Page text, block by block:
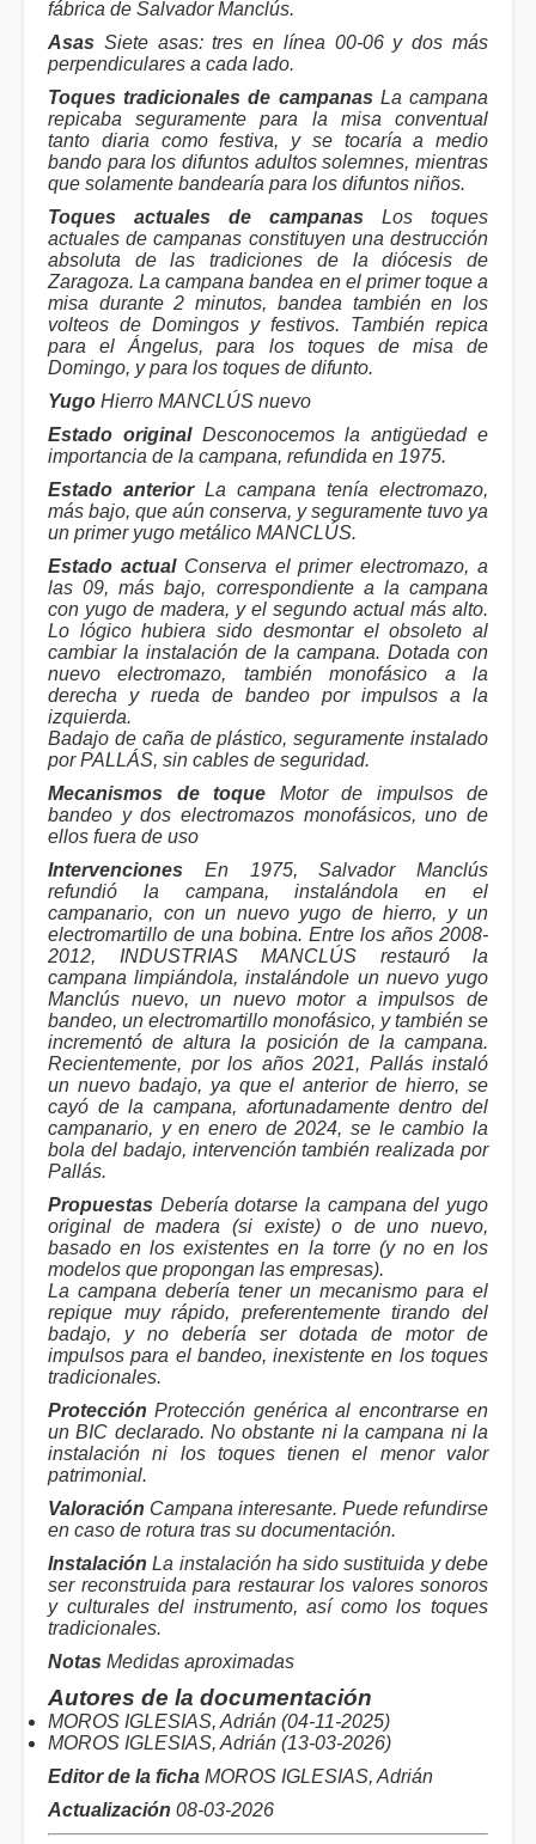
fábrica de Salvador Manclús.
Asas Siete asas: tres en línea 00-06 y dos más
perpendiculares a cada lado.
Toques tradicionales de campanas La campana
repicaba seguramente para la misa conventual
tanto diaria como festiva, y se tocaría a medio
bando para los difuntos adultos solemnes, mientras
que solamente bandearía para los difuntos niños.
Toques actuales de campanas Los toques
actuales de campanas constituyen una destrucción
absoluta de las tradiciones de la diócesis de
Zaragoza. La campana bandea en el primer toque a
misa durante 2 minutos, bandea también en los
volteos de Domingos y festivos. También repica
para el Ángelus, para los toques de misa de
Domingo, y para los toques de difunto.
Yugo Hierro MANCLÚS nuevo
Estado originalDesconocemos la antigüedad e
importancia de la campana, refundida en 1975.
Estado anteriorLa campana tenía electromazo,
más bajo, que aún conserva, y seguramente tuvo ya
un primer yugo metálico MANCLÚS.
Estado actualConserva el primer electromazo, a
las 09, más bajo, correspondiente a la campana
con yugo de madera, y el segundo actual más alto.
Lo lógico hubiera sido desmontar el obsoleto al
cambiar la instalación de la campana. Dotada con
nuevo electromazo, también monofásico a la
derecha y rueda de bandeo por impulsos a la
izquierda.
Badajo de caña de plástico, seguramente instalado
por PALLÁS, sin cables de seguridad.
Mecanismos de toque Motor de impulsos de
bandeo y dos electromazos monofásicos, uno de
ellos fuera de uso
Intervenciones En 1975, Salvador Manclús
refundió la campana, instalándola en el
campanario, con un nuevo yugo de hierro, y un
electromartillo de una bobina. Entre los años 2008-
2012, INDUSTRIAS MANCLÚS restauró la
campana limpiándola, instalándole un nuevo yugo
Manclús nuevo, un nuevo motor a impulsos de
bandeo, un electromartillo monofásico, y también se
incrementó de altura la posición de la campana.
Recientemente, por los años 2021, Pallás instaló
un nuevo badajo, ya que el anterior de hierro, se
cayó de la campana, afortunadamente dentro del
campanario, y en enero de 2024, se le cambio la
bola del badajo, intervención también realizada por
Pallás.
Propuestas Debería dotarse la campana del yugo
original de madera (si existe) o de uno nuevo,
basado en los existentes en la torre (y no en los
modelos que propongan las empresas).
La campana debería tener un mecanismo para el
repique muy rápido, preferentemente tirando del
badajo, y no debería ser dotada de motor de
impulsos para el bandeo, inexistente en los toques
tradicionales.
Protección Protección genérica al encontrarse en
un BIC declarado. No obstante ni la campana ni la
instalación ni los toques tienen el menor valor
patrimonial.
Valoración Campana interesante. Puede refundirse
en caso de rotura tras su documentación.
Instalación La instalación ha sido sustituida y debe
ser reconstruida para restaurar los valores sonoros
y culturales del instrumento, así como los toques
tradicionales.
Notas Medidas aproximadas
Autores de la documentación
MOROS IGLESIAS, Adrián (04-11-2025)
MOROS IGLESIAS, Adrián (13-03-2026)
Editor de la ficha MOROS IGLESIAS, Adrián
Actualización 08-03-2026